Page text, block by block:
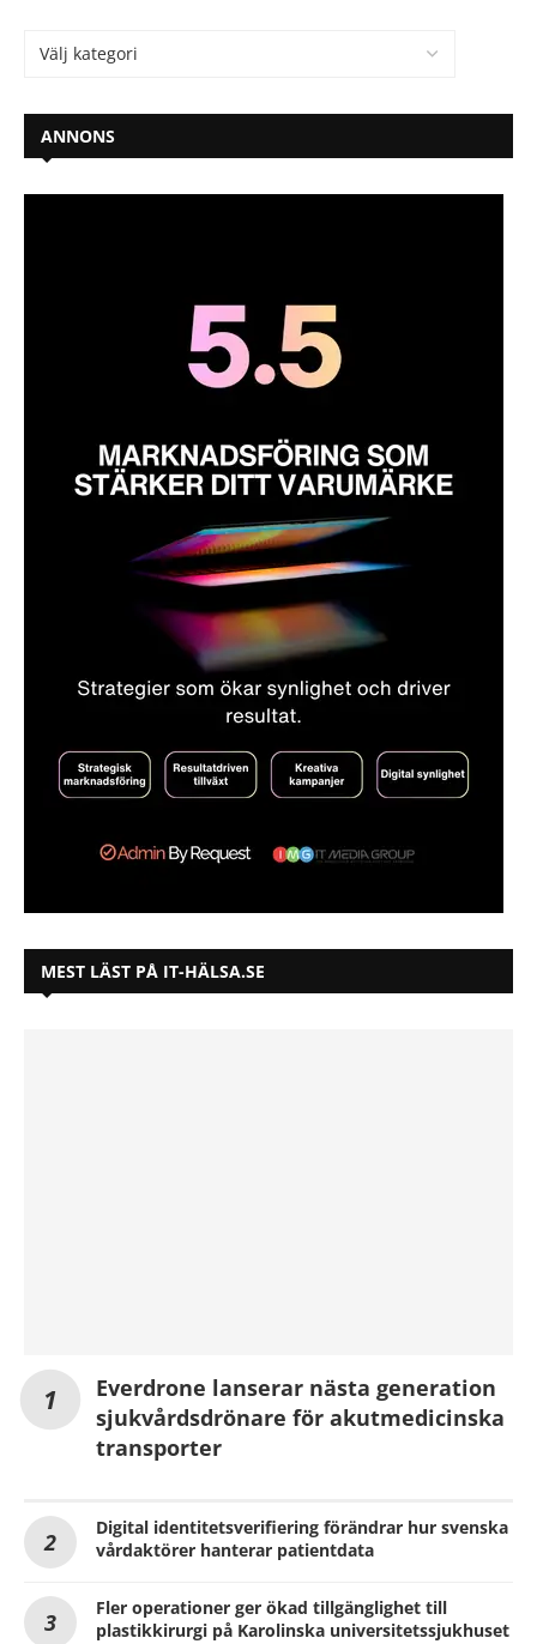
ANNONS
MEST LÄST PÅ IT-HÄLSA.SE
Everdrone lanserar nästa generation
sjukvårdsdrönare för akutmedicinska
transporter
Digital identitetsverifiering förändrar hur svenska
vårdaktörer hanterar patientdata
Fler operationer ger ökad tillgänglighet till
plastikkirurgi på Karolinska universitetssjukhuset